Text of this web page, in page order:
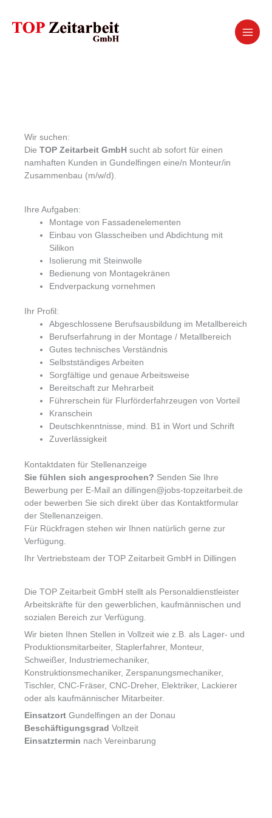
springen
Wir suchen:
Die TOP Zeitarbeit GmbH sucht ab sofort für einen
namhaften Kunden in Gundelfingen eine/n Monteur/in
Zusammenbau (m/w/d).
Ihre Aufgaben:
Montage von Fassadenelementen
Einbau von Glasscheiben und Abdichtung mit
Silikon
Isolierung mit Steinwolle
Bedienung von Montagekränen
Endverpackung vornehmen
Ihr Profil:
Abgeschlossene Berufsausbildung im Metallbereich
Berufserfahrung in der Montage / Metallbereich
Gutes technisches Verständnis
Selbstständiges Arbeiten
Sorgfältige und genaue Arbeitsweise
Bereitschaft zur Mehrarbeit
Führerschein für Flurförderfahrzeugen von Vorteil
Kranschein
Deutschkenntnisse, mind. B1 in Wort und Schrift
Zuverlässigkeit
Kontaktdaten für Stellenanzeige
Sie fühlen sich angesprochen? Senden Sie Ihre
Bewerbung per E-Mail an dillingen@jobs-topzeitarbeit.de
oder bewerben Sie sich direkt über das Kontaktformular
der Stellenanzeigen.
Für Rückfragen stehen wir Ihnen natürlich gerne zur
Verfügung.
Ihr Vertriebsteam der TOP Zeitarbeit GmbH in Dillingen
Die TOP Zeitarbeit GmbH stellt als Personaldienstleister
Arbeitskräfte für den gewerblichen, kaufmännischen und
sozialen Bereich zur Verfügung.
Wir bieten Ihnen Stellen in Vollzeit wie z.B. als Lager- und
Produktionsmitarbeiter, Staplerfahrer, Monteur,
Schweißer, Industriemechaniker,
Konstruktionsmechaniker, Zerspanungsmechaniker,
Tischler, CNC-Fräser, CNC-Dreher, Elektriker, Lackierer
oder als kaufmännischer Mitarbeiter.
Einsatzort Gundelfingen an der Donau
Beschäftigungsgrad Vollzeit
Einsatztermin nach Vereinbarung